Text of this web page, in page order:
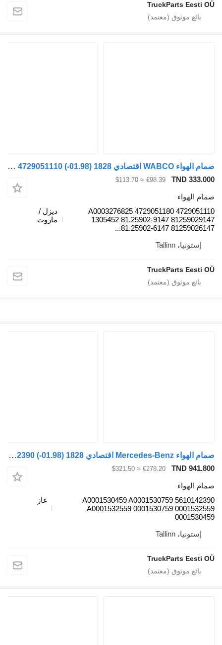
TruckParts Eesti OÜ
صمام الهواء WABCO اقتصادي 1828 (01.98-) 4729051110 لـ السيارات القاطرة Mercedes-Benz Econic (1998-2014)
TND 333.000
€98.39
≈ $113.70
صمام الهواء
4729051110 4729051180 A0003276825
1305452 81.25902-9147 81259029147
81.25902-6147 81259026147...
ديزل /
مازوت
إستونيا، Tallinn
TruckParts Eesti OÜ
صمام الهواء Mercedes-Benz اقتصادي 1828 (01.98-) 5610142390 لـ السيارات القاطرة Mercedes-Benz Econic (1998-2014)
TND 941.800
€278.20
≈ $321.50
صمام الهواء
5610142390 A0001530459 A0001530759
A0001532559 0001530759 0001532559
0001530459
غاز
إستونيا، Tallinn
TruckParts Eesti OÜ